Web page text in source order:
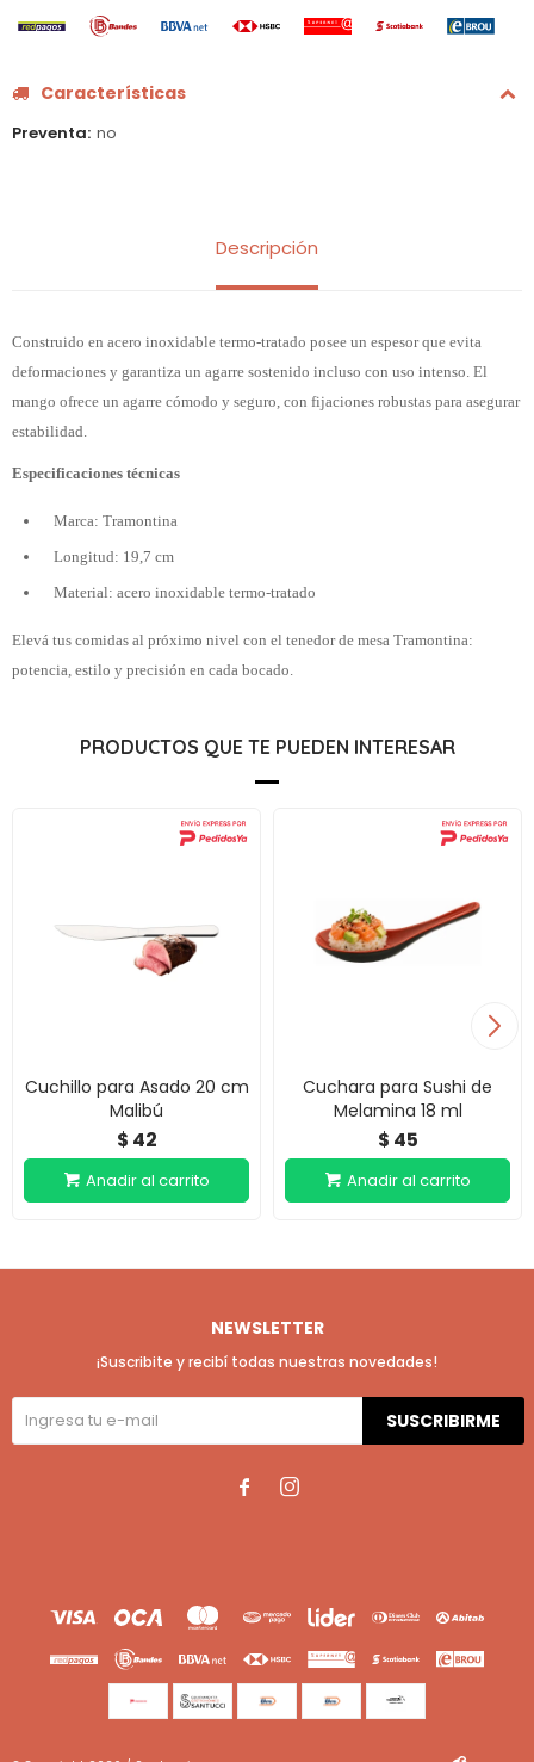
Características
Preventa no
Descripción
Construido en acero inoxidable termo-tratado posee un espesor que evita
deformaciones y garantiza un agarre sostenido incluso con uso intenso. El
mango ofrece un agarre cómodo y seguro, con fijaciones robustas para asegurar
estabilidad.
Especificaciones técnicas
Marca: Tramontina
Longitud: 19,7 cm
Material: acero inoxidable termo-tratado
Elevá tus comidas al próximo nivel con el tenedor de mesa Tramontina:
potencia, estilo y precisión en cada bocado.
PRODUCTOS QUE TE PUEDEN INTERESAR
Cuchillo para Asado 20 cm
Malibú
$ 42
Cuchara para Sushi de
Melamina 18 ml
$ 45
NEWSLETTER
¡Suscribite y recibí todas nuestras novedades!
SUSCRIBIRME
 